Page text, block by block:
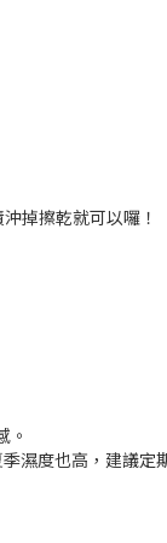
掉擦乾就可以囉！
。
度也高，建議